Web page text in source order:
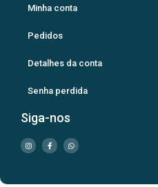
Minha conta
Pedidos
Detalhes da conta
Senha perdida
Siga-nos